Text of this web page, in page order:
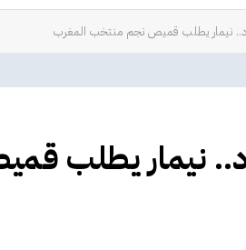
نيمار يطلب قميص نجم منتخب المغرب
نيمار يطلب